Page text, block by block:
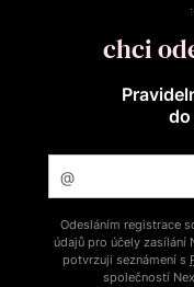
chci
do
Odesláním registrace
údajů pro účely zasílání
potvrzuji seznámení s
společností